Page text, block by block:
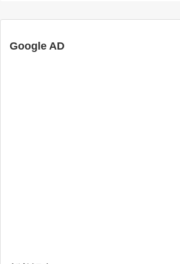
Google AD